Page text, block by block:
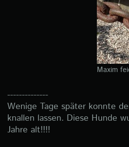
Maxim
--------------
Wenige Tage später konnte
knallen lassen. Diese Hunde
Jahre alt!!!!